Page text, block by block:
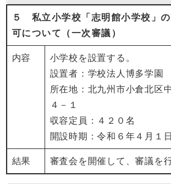
５ 私立小学校「志明館小学校」
可について（一次審議）
内容
小学校を設置する。
設置者：学校法人博多学園
所在地：北九州市小倉北区
４－１
収容定員：４２０名
開設時期：令和６年４月１日
結果 審査会を開催して、審議を行